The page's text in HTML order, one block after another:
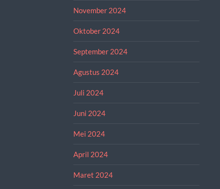
November 2024
Oktober 2024
September 2024
Agustus 2024
Juli 2024
Juni 2024
Mei 2024
April 2024
Maret 2024